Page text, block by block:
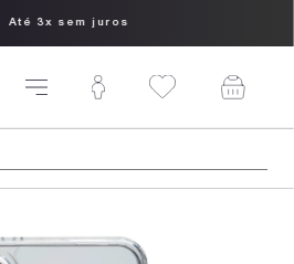
3x sem juros